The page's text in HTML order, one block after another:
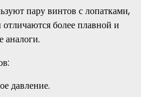
пару винтов с лопатками,
более плавной и
аналоги.
давление.